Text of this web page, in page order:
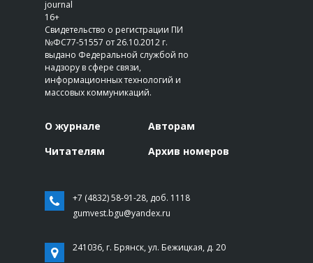
journal
16+
Свидетельство о регистрации ПИ
№ФС77-51557 от 26.10.2012 г.
выдано Федеральной службой по
надзору в сфере связи,
информационных технологий и
массовых коммуникаций.
О журнале
Авторам
Читателям
Архив номеров
+7 (4832) 58-91-28, доб. 1118
gumvest.bgu@yandex.ru
241036, г. Брянск, ул. Бежицкая, д. 20